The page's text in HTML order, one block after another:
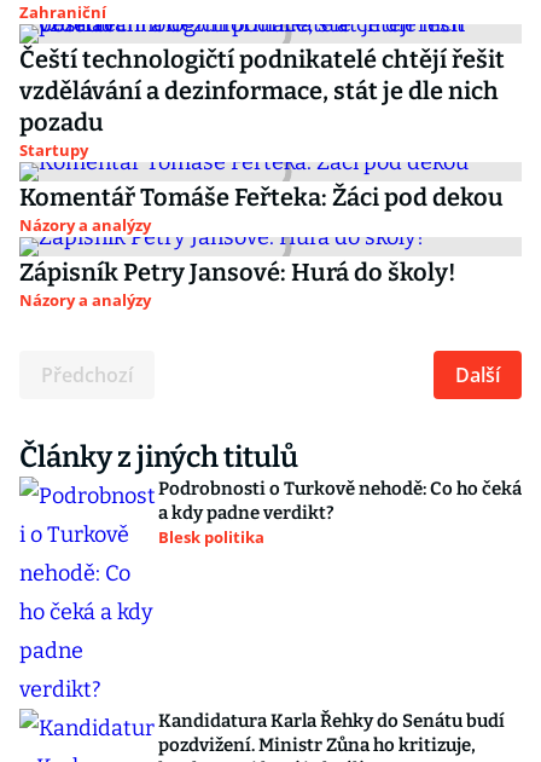
Zahraniční
Čeští technologičtí podnikatelé chtějí řešit
vzdělávání a dezinformace, stát je dle nich
pozadu
Startupy
Komentář Tomáše Feřteka: Žáci pod dekou
Názory a analýzy
Zápisník Petry Jansové: Hurá do školy!
Názory a analýzy
Předchozí Další
Články z jiných titulů
Podrobnosti o Turkově nehodě: Co ho čeká
a kdy padne verdikt?
Blesk politika
Kandidatura Karla Řehky do Senátu budí
pozdvižení. Ministr Zůna ho kritizuje,